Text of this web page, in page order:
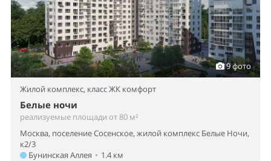
9 фото
Жилой комплекс, класс ЖК комфорт
Белые ночи
реализуемые площади от 80 м²
Москва, поселение Сосенское, жилой комплекс Белые Ночи,
к2/3
Бунинская Аллея • 1.4 км